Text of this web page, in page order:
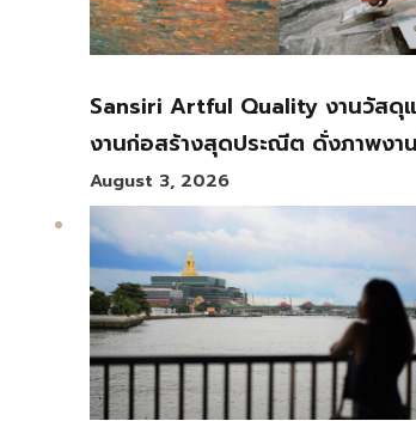
Sansiri Artful Quality งานวัสดุ
งานก่อสร้างสุดประณีต ดั่งภาพงา
August 3, 2026